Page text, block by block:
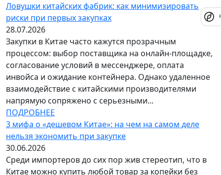
Ловушки китайских фабрик: как минимизировать
риски при первых закупках
28.07.2026
Закупки в Китае часто кажутся прозрачным
процессом: выбор поставщика на онлайн-площадке,
согласование условий в мессенджере, оплата
инвойса и ожидание контейнера. Однако удаленное
взаимодействие с китайскими производителями
напрямую сопряжено с серьезными...
ПОДРОБНЕЕ
3 мифа о «дешевом Китае»: на чем на самом деле
нельзя экономить при закупке
30.06.2026
Среди импортеров до сих пор жив стереотип, что в
Китае можно купить любой товар за копейки без